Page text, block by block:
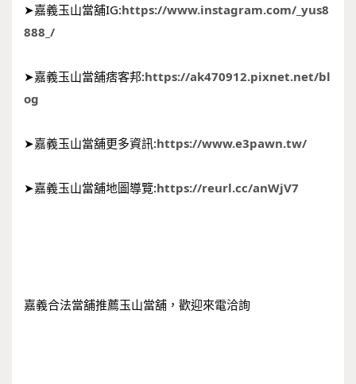
➤嘉義玉山當舖IG:https://www.instagram.com/_yus8
888_/
➤嘉義玉山當舖痞客邦:https://ak470912.pixnet.net/bl
og
➤嘉義玉山當舖更多資訊:https://www.e3pawn.tw/
➤嘉義玉山當舖地圖導覽:https://reurl.cc/anWjV7
嘉義合法當舖推薦玉山當舖，歡迎來電洽詢